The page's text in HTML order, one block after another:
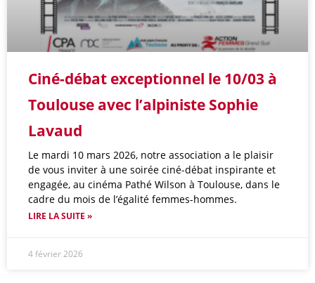
Ciné-débat exceptionnel le 10/03 à
Toulouse avec l’alpiniste Sophie
Lavaud
Le mardi 10 mars 2026, notre association a le plaisir
de vous inviter à une soirée ciné-débat inspirante et
engagée, au cinéma Pathé Wilson à Toulouse, dans le
cadre du mois de l’égalité femmes-hommes.
LIRE LA SUITE »
4 février 2026